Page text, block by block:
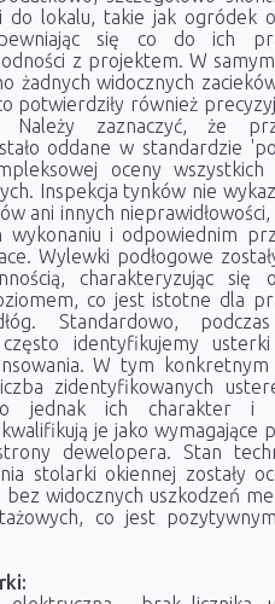
do lokalu, takie jak ogródek
się co do ich
z projektem. W
żadnych widocznych
potwierdziły również
Należy zaznaczyć, że
oddane w standardzie
oceny
Inspekcja tynków nie
ani innych nieprawidłowości,
wykonaniu i odpowiednim
Wylewki podłogowe
charakteryzując się
co jest istotne dla
Standardowo,
często identyfikujemy
W tym
zidentyfikowanych
jednak ich charakter i
je jako wymagające
dewelopera. Stan
stolarki okiennej zostały
widocznych uszkodzeń
co jest